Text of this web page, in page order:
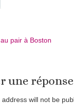
pair à Boston
une réponse
address will not be